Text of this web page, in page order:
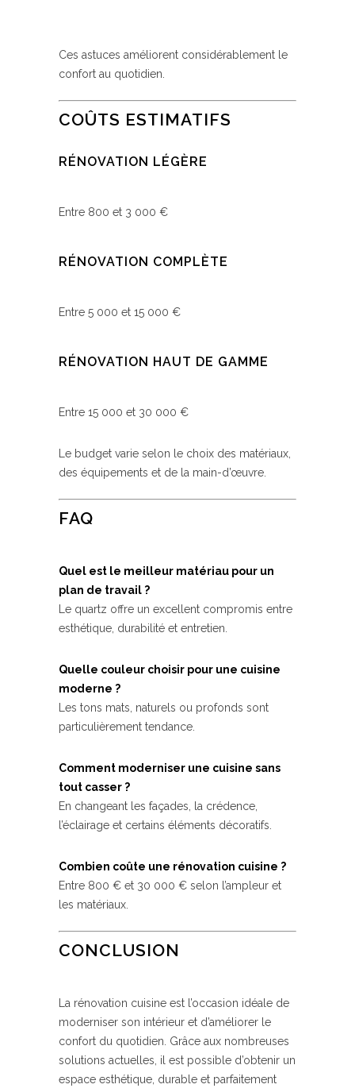
Ces astuces améliorent considérablement le
confort au quotidien.
COÛTS ESTIMATIFS
RÉNOVATION LÉGÈRE
Entre 800 et 3 000 €
RÉNOVATION COMPLÈTE
Entre 5 000 et 15 000 €
RÉNOVATION HAUT DE GAMME
Entre 15 000 et 30 000 €
Le budget varie selon le choix des matériaux,
des équipements et de la main-d’œuvre.
FAQ
Quel est le meilleur matériau pour un
plan de travail ?
Le quartz offre un excellent compromis entre
esthétique, durabilité et entretien.
Quelle couleur choisir pour une cuisine
moderne ?
Les tons mats, naturels ou profonds sont
particulièrement tendance.
Comment moderniser une cuisine sans
tout casser ?
En changeant les façades, la crédence,
l’éclairage et certains éléments décoratifs.
Combien coûte une rénovation cuisine ?
Entre 800 € et 30 000 € selon l’ampleur et
les matériaux.
CONCLUSION
La rénovation cuisine est l’occasion idéale de
moderniser son intérieur et d’améliorer le
confort du quotidien. Grâce aux nombreuses
solutions actuelles, il est possible d’obtenir un
espace esthétique, durable et parfaitement